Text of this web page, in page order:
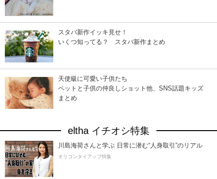
スタバ新作イッキ見せ！
いくつ知ってる？ スタバ新作まとめ
天使級に可愛い子供たち
ペットと子供の仲良しショット他、SNS話題キッズ
まとめ
eltha イチオシ特集
川島海荷さんと学ぶ 日常に潜む“人身取引”のリアル
オリコンタイアップ特集